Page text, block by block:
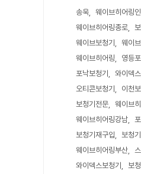
송욱 웨이브히어링
웨이브히어링종로
웨이브보청기
웨이
웨이브히어링
영등
포낙보청기
와이덱스
오티콘보청기
이천
보청기전문
웨이브
웨이브히어링강남
보청기재구입
보청
웨이브히어링부산
와이덱스보청기
보